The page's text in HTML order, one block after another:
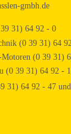
gmbh.de
31) 64 92 - 0
(0 39 31) 64
Motoren (0 39 31)
(0 39 31) 64 92 -
31) 64 92 - 47